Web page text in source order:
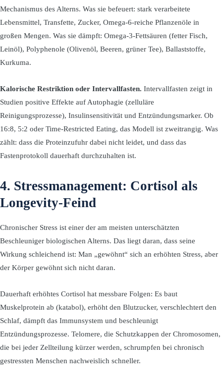
Mechanismus des Alterns. Was sie befeuert: stark verarbeitete
Lebensmittel, Transfette, Zucker, Omega-6-reiche Pflanzenöle in
großen Mengen. Was sie dämpft: Omega-3-Fettsäuren (fetter Fisch,
Leinöl), Polyphenole (Olivenöl, Beeren, grüner Tee), Ballaststoffe,
Kurkuma.
Kalorische Restriktion oder Intervallfasten. Intervallfasten zeigt in
Studien positive Effekte auf Autophagie (zelluläre
Reinigungsprozesse), Insulinsensitivität und Entzündungsmarker. Ob
16:8, 5:2 oder Time-Restricted Eating, das Modell ist zweitrangig. Was
zählt: dass die Proteinzufuhr dabei nicht leidet, und dass das
Fastenprotokoll dauerhaft durchzuhalten ist.
4. Stressmanagement: Cortisol als
Longevity-Feind
Chronischer Stress ist einer der am meisten unterschätzten
Beschleuniger biologischen Alterns. Das liegt daran, dass seine
Wirkung schleichend ist: Man „gewöhnt“ sich an erhöhten Stress, aber
der Körper gewöhnt sich nicht daran.
Dauerhaft erhöhtes Cortisol hat messbare Folgen: Es baut
Muskelprotein ab (katabol), erhöht den Blutzucker, verschlechtert den
Schlaf, dämpft das Immunsystem und beschleunigt
Entzündungsprozesse. Telomere, die Schutzkappen der Chromosomen,
die bei jeder Zellteilung kürzer werden, schrumpfen bei chronisch
gestressten Menschen nachweislich schneller.